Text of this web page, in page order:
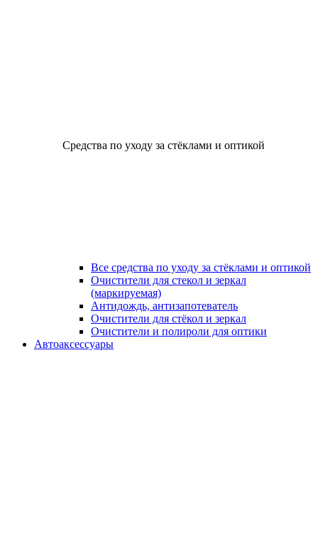
Средства по уходу за стёклами и оптикой
Все средства по уходу за стёклами и оптикой
Очистители для стекол и зеркал
(маркируемая)
Антидождь, антизапотеватель
Очистители для стёкол и зеркал
Очистители и полироли для оптики
Автоаксессуары